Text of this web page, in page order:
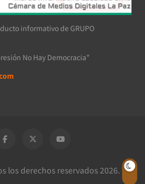
informativo de GRUPO
No Hay Democracia"
los derechos reservados 2026.